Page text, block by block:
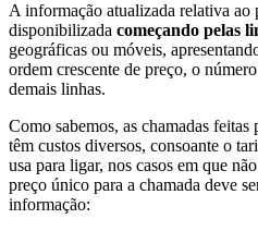
A informação atualizada relativa ao
disponibilizada começando pelas
geográficas ou móveis,
ordem crescente de preço, o
demais linhas.
Como sabemos, as chamadas
têm custos diversos, consoante o
usa para ligar, nos casos em que
preço único para a chamada deve
informação: